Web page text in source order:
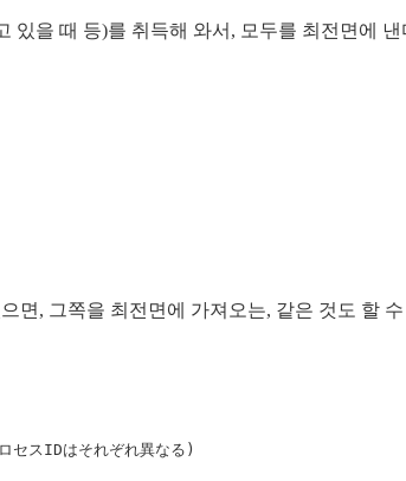
을 때 등)를 취득해 와서, 모두를 최전면에
면, 그쪽을 최전면에 가져오는, 같은 것도 할
セスIDはそれぞれ異なる)